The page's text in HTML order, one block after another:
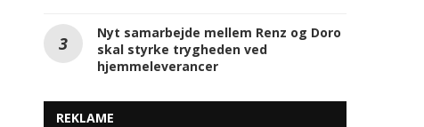
Nyt samarbejde mellem Renz og Doro
skal styrke trygheden ved
hjemmeleverancer
REKLAME